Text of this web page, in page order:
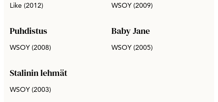
Like (2012) WSOY (2009)
Puhdistus
WSOY (2008)
Baby Jane
WSOY (2005)
Stalinin lehmät
WSOY (2003)